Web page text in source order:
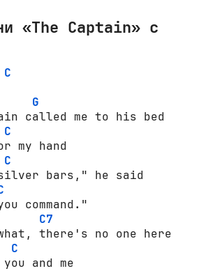
«The Captain» с
C
G
called me to his bed
C
my hand
C
bars," he said
command."
C7
what, there's no one here
C
and me